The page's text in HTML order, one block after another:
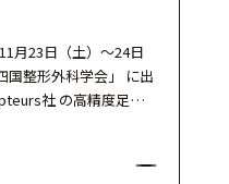
月23日（土）～24日
国整形外科学会」 に出
社 の高精度足圧
をご紹介いたします。